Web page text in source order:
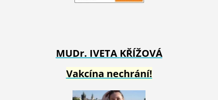
MUDr. IVETA KŘÍŽOVÁ
Vakcína nechrání!